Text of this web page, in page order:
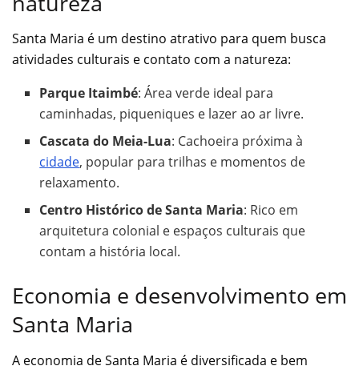
Santa Maria é um destino atrativo para quem busca
atividades culturais e contato com a natureza:
Parque Itaimbé: Área verde ideal para
caminhadas, piqueniques e lazer ao ar livre.
Cascata do Meia-Lua: Cachoeira próxima à
cidade, popular para trilhas e momentos de
relaxamento.
Centro Histórico de Santa Maria: Rico em
arquitetura colonial e espaços culturais que
contam a história local.
Economia e desenvolvimento em
Santa Maria
A economia de Santa Maria é diversificada e bem